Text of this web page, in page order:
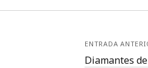
ENTRADA
Diamantes